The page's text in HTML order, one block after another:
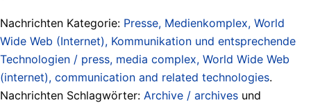
Nachrichten Kategorie: Presse, Medienkomplex, World
Wide Web (Internet), Kommunikation und entsprechende
Technologien / press, media complex, World Wide Web
(internet), communication and related technologies.
Nachrichten Schlagwörter: Archive / archives und